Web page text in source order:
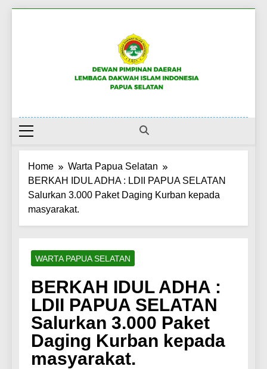
DPW LDII PAPUA
SELATAN
Home
Warta Papua Selatan
BERKAH IDUL ADHA : LDII PAPUA SELATAN
Salurkan 3.000 Paket Daging Kurban kepada
masyarakat.
WARTA PAPUA SELATAN
BERKAH IDUL ADHA :
LDII PAPUA SELATAN
Salurkan 3.000 Paket
Daging Kurban kepada
masyarakat.